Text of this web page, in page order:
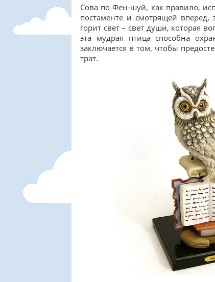
Сова по Фен-шуй, как правило,
постаменте и смотрящей
горит свет – свет души, которая
эта мудрая птица способна
заключается в том, чтобы
трат.